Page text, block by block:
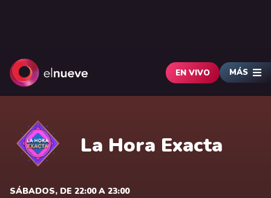
EN VIVO MÁS
La Hora Exacta
SÁBADOS, DE 22:00 A 23:00